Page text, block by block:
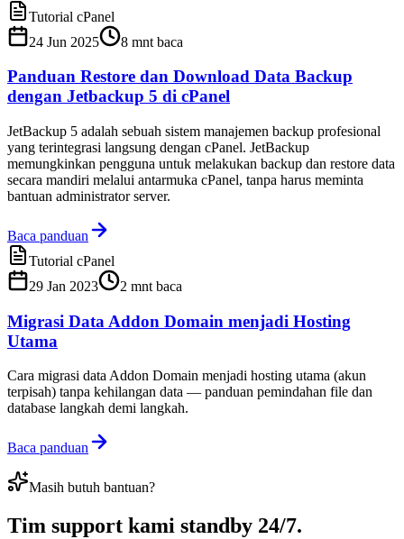
Tutorial cPanel
24 Jun 2025
8 mnt baca
Panduan Restore dan Download Data Backup
dengan Jetbackup 5 di cPanel
JetBackup 5 adalah sebuah sistem manajemen backup profesional
yang terintegrasi langsung dengan cPanel. JetBackup
memungkinkan pengguna untuk melakukan backup dan restore data
secara mandiri melalui antarmuka cPanel, tanpa harus meminta
bantuan administrator server.
Baca panduan
Tutorial cPanel
29 Jan 2023
2 mnt baca
Migrasi Data Addon Domain menjadi Hosting
Utama
Cara migrasi data Addon Domain menjadi hosting utama (akun
terpisah) tanpa kehilangan data — panduan pemindahan file dan
database langkah demi langkah.
Baca panduan
Masih butuh bantuan?
Tim support kami standby 24/7.